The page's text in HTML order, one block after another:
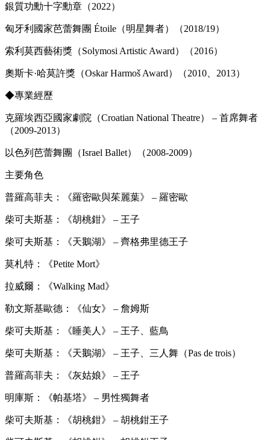
銀質功勳十字勳章（2022）
匈牙利國家芭蕾舞團 Étoile（明星舞者）（2018/19）
索利莫西藝術獎（Solymosi Artistic Award）（2016）
奧斯卡·哈莫許獎（Oskar Harmoš Award）（2010、2013）
◆專業經歷
克羅埃西亞國家劇院（Croatian National Theatre） – 首席舞者
（2009-2013）
以色列芭蕾舞團（Israel Ballet）（2008-2009）
主要角色
普羅高菲夫：《羅密歐與茱麗葉》 – 羅密歐
柴可夫斯基：《胡桃鉗》 – 王子
柴可夫斯基：《天鵝湖》 – 齊格弗里德王子
莫札特：《Petite Mort》
拉威爾：《Walking Mad》
勒文斯基歐德：《仙女》 – 詹姆斯
柴可夫斯基：《睡美人》 – 王子、藍鳥
柴可夫斯基：《天鵝湖》 – 王子、三人舞（Pas de trois）
普羅高菲夫：《灰姑娘》 – 王子
明庫斯：《帕基塔》 – 男性獨舞者
柴可夫斯基：《胡桃鉗》 – 胡桃鉗王子